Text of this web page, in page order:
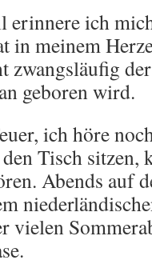
erinnere ich
in meinem
zwangsläufig
geboren wird.
ich höre
Tisch sitzen,
Abends auf
vielen